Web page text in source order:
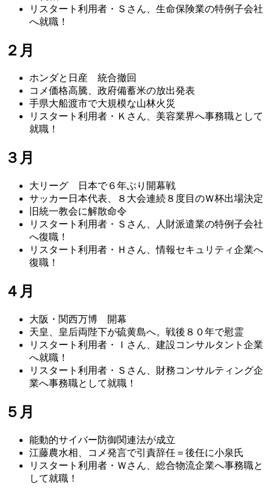
リスタート利用者・Ｓさん、生命保険業の特例子会社
へ就職！
２月
ホンダと日産 統合撤回
コメ価格高騰、政府備蓄米の放出発表
手県大船渡市で大規模な山林火災
リスタート利用者・Ｋさん、美容業界へ事務職として
就職！
３月
大リーグ 日本で６年ぶり開幕戦
サッカー日本代表、８大会連続８度目のＷ杯出場決定
旧統一教会に解散命令
リスタート利用者・Ｓさん、
人財派遣業の特例子会社
へ復職！
リスタート利用者・Ｈさん、情報セキュリティ企業へ
復職！
４月
大阪・関西万博 開幕
天皇、皇后両陛下が硫黄島へ。戦後８０年で慰霊
リスタート利用者・Ｉさん、建設コンサルタント企業
へ就職！
リスタート利用者・Ｓさん、財務コンサルティング企
業へ事務職として就職！
５月
能動的サイバー防御関連法が成立
江藤農水相、コメ発言で引責辞任＝後任に小泉氏
リスタート利用者・Ｗさん、総合物流企業へ事務職と
して就職！